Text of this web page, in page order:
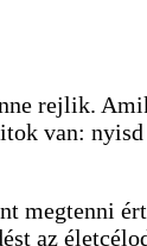
rejlik.
van:
megtenni
az